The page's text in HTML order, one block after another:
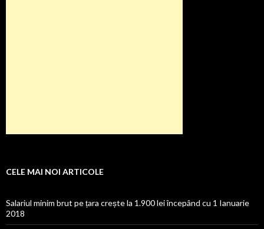
CELE MAI NOI ARTICOLE
Salariul minim brut pe țara crește la 1.900 lei începând cu 1 Ianuarie
2018